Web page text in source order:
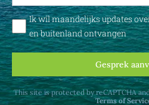
Ik wil maandelijks updates
en buitenland ontvangen
Gesprek
This site is protected by reCAPTCHA
Terms of